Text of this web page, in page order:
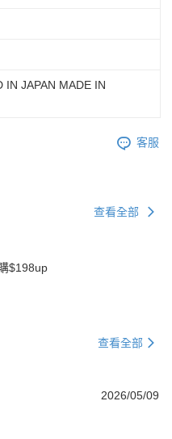
JAPAN MADE IN
客服
查看全部
$198up
查看全部
2026/05/09